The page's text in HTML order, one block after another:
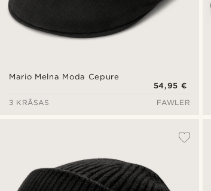
Mario Melna Moda Cepure
54,95 €
3 KRĀSAS
FAWLER